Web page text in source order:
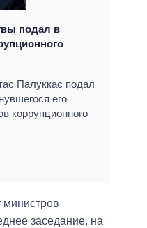
подал в
Палуккас подал
его
коррупционного
министров
заседание, на